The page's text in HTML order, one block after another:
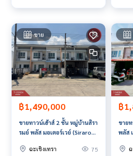
ห้บริการด้าน ซื้อ ขาย เช่า อสังหาริมทรัพย์
ขาย
฿1,490,000
ขายทาวน์เฮ้าส์ 2 ชั้น หมู่บ้านสิรา
รมย์ พลัส มอเตอร์เวย์ (Sirarom
ฉะเชิงเทรา
75
฿
ขาย
พลัส
ฉะเชิ